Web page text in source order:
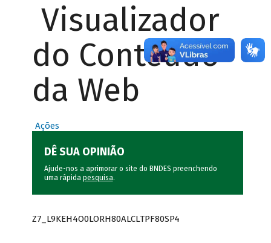
Visualizador
do Conteúdo
da Web
Ações
DÊ SUA OPINIÃO
Ajude-nos a aprimorar o site do BNDES preenchendo
uma rápida pesquisa.
Z7_L9KEH4O0LORH80ALCLTPF80SP4